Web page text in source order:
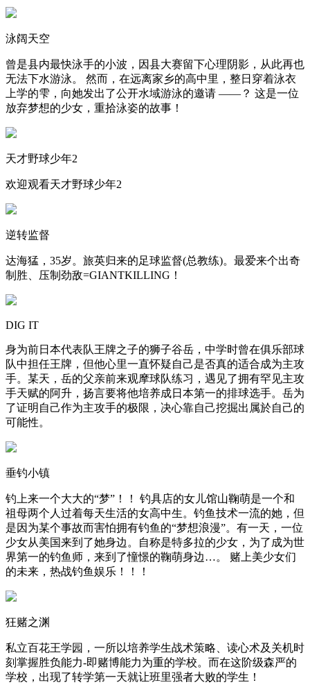
泳阔天空
曾是县内最快泳手的小波，因县大赛留下心理阴影，从此再也
无法下水游泳。 然而，在远离家乡的高中里，整日穿着泳衣
上学的雫，向她发出了公开水域游泳的邀请 ——？ 这是一位
放弃梦想的少女，重拾泳姿的故事！
天才野球少年2
欢迎观看天才野球少年2
逆转监督
达海猛，35岁。旅英归来的足球监督(总教练)。最爱来个出奇
制胜、压制劲敌=GIANTKILLING！
DIG IT
身为前日本代表队王牌之子的狮子谷岳，中学时曾在俱乐部球
队中担任王牌，但他心里一直怀疑自己是否真的适合成为主攻
手。某天，岳的父亲前来观摩球队练习，遇见了拥有罕见主攻
手天赋的阿升，扬言要将他培养成日本第一的排球选手。岳为
了证明自己作为主攻手的极限，决心靠自己挖掘出属於自己的
可能性。
垂钓小镇
钓上来一个大大的“梦”！！ 钓具店的女儿馆山鞠萌是一个和
祖母两个人过着每天生活的女高中生。钓鱼技术一流的她，但
是因为某个事故而害怕拥有钓鱼的“梦想浪漫”。有一天，一位
少女从美国来到了她身边。自称是特多拉的少女，为了成为世
界第一的钓鱼师，来到了憧憬的鞠萌身边…。 赌上美少女们
的未来，热战钓鱼娱乐！！！
狂赌之渊
私立百花王学园，一所以培养学生战术策略、读心术及关机时
刻掌握胜负能力-即赌博能力为重的学校。而在这阶级森严的
学校，出现了转学第一天就让班里强者大败的学生！